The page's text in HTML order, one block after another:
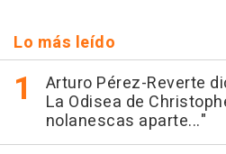
Lo más leído
Arturo Pérez-Reverte
La Odisea de
nolanescas aparte..."